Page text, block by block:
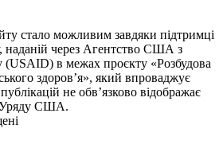
стало можливим завдяки підтримці
наданій через Агентство США з
(USAID) в межах проєкту «Розбудова
здоров’я», який впроваджує
не обв’язково відображає
Уряду США.